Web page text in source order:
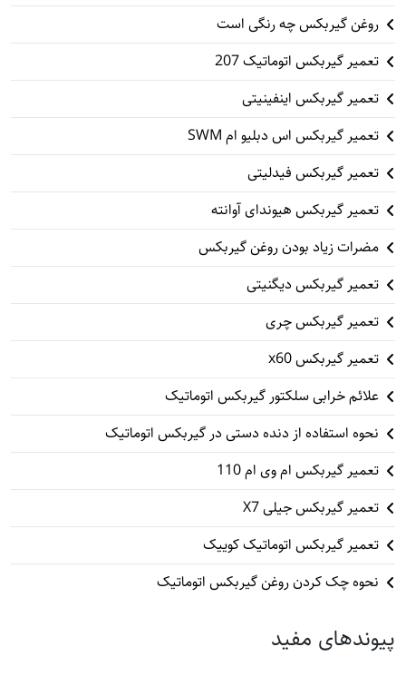
روغن گیربکس چه رنگی است
تعمیر گیربکس اتوماتیک 207
تعمیر گیربکس اینفینیتی
تعمیر گیربکس اس دبلیو ام SWM
تعمیر گیربکس فیدلیتی
تعمیر گیربکس هیوندای آوانته
مضرات زیاد بودن روغن گیربکس
تعمیر گیربکس دیگنیتی
تعمیر گیربکس چری
تعمیر گیربکس x60
علائم خرابی سلکتور گیربکس اتوماتیک
نحوه استفاده از دنده دستی در گیربکس اتوماتیک
تعمیر گیربکس ام وی ام 110
تعمیر گیربکس جیلی X7
تعمیر گیربکس اتوماتیک کوییک
نحوه چک کردن روغن گیربکس اتوماتیک
پیوندهای مفید